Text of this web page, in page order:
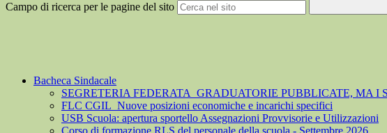
Campo di ricerca per le pagine del sito
Bacheca Sindacale
SEGRETERIA FEDERATA_GRADUATORIE PUBBLICATE, MA
FLC CGIL_Nuove posizioni economiche e incarichi specifici
USB Scuola: apertura sportello Assegnazioni Provvisorie e Utilizzazioni